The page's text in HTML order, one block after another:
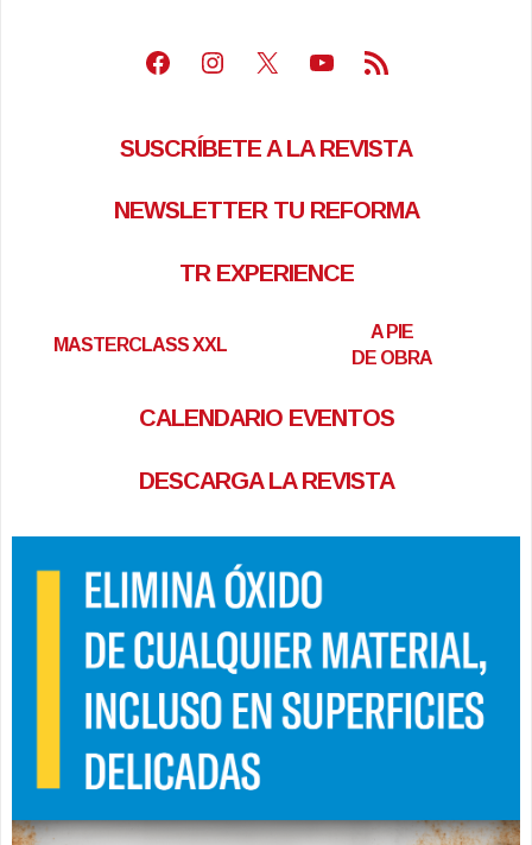
Facebook
Instagram
X Youtube
Feed RSS
SUSCRÍBETE A LA REVISTA
NEWSLETTER TU REFORMA
TR EXPERIENCE
MASTERCLASS XXL
A PIE
DE OBRA
CALENDARIO EVENTOS
DESCARGA LA REVISTA